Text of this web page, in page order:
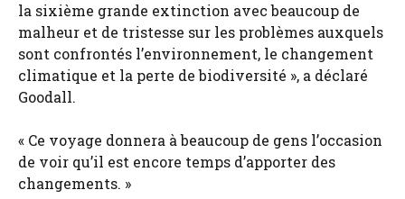
la sixième grande extinction avec beaucoup de
malheur et de tristesse sur les problèmes auxquels
sont confrontés l’environnement, le changement
climatique et la perte de biodiversité », a déclaré
Goodall.
« Ce voyage donnera à beaucoup de gens l’occasion
de voir qu’il est encore temps d’apporter des
changements. »